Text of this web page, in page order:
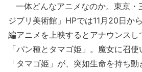
一体どんなアニメなのか。東京・
ジブリ美術館」HPでは11月20日か
編アニメを上映するとアナウンスし
「パン種とタマゴ姫」。魔女に召
「タマゴ姫」が、突如生命を持ち